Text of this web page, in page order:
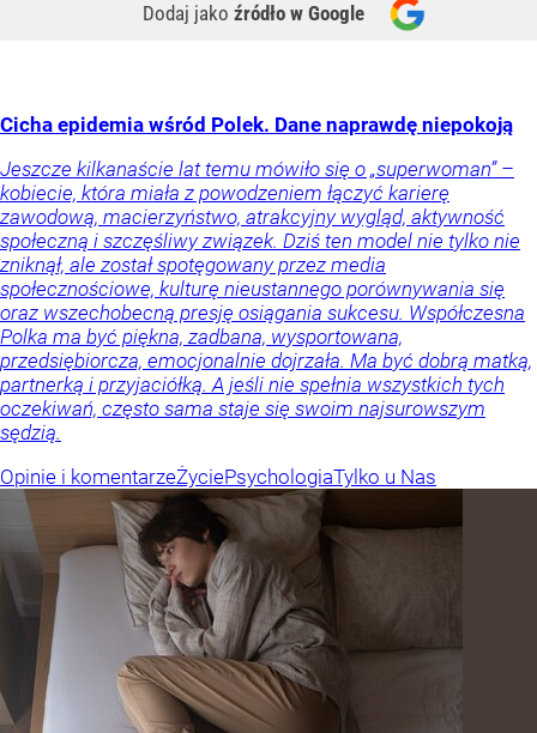
Dodaj jako źródło w Google
Cicha epidemia wśród Polek. Dane naprawdę niepokoją
Jeszcze kilkanaście lat temu mówiło się o „superwoman” –
kobiecie, która miała z powodzeniem łączyć karierę
zawodową, macierzyństwo, atrakcyjny wygląd, aktywność
społeczną i szczęśliwy związek. Dziś ten model nie tylko nie
zniknął, ale został spotęgowany przez media
społecznościowe, kulturę nieustannego porównywania się
oraz wszechobecną presję osiągania sukcesu. Współczesna
Polka ma być piękna, zadbana, wysportowana,
przedsiębiorcza, emocjonalnie dojrzała. Ma być dobrą matką,
partnerką i przyjaciółką. A jeśli nie spełnia wszystkich tych
oczekiwań, często sama staje się swoim najsurowszym
sędzią.
Opinie i komentarzeŻyciePsychologiaTylko u Nas